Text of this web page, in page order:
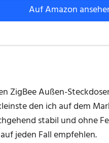
Auf Amazon
ZigBee Außen-
den ich auf dem
stabil und ohne
jeden Fall empfehlen.